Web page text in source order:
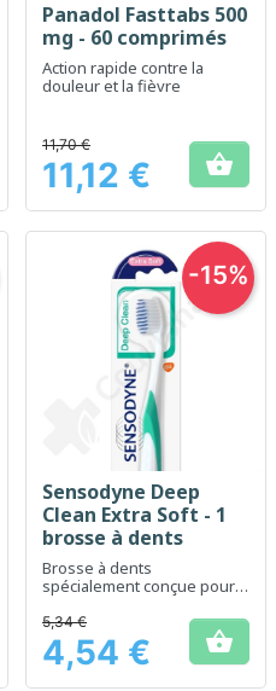
Aperçu rapide
Panadol Fasttabs 500
mg - 60 comprimés
Action rapide contre la
douleur et la fièvre
Prix
11,70 €
11,12 € 
Aperçu rapide
Sensodyne Deep
Clean Extra Soft - 1
brosse à dents
Brosse à dents
spécialement conçue pour
et efficace
Prix
5,34 €
4,54 € 
-15%